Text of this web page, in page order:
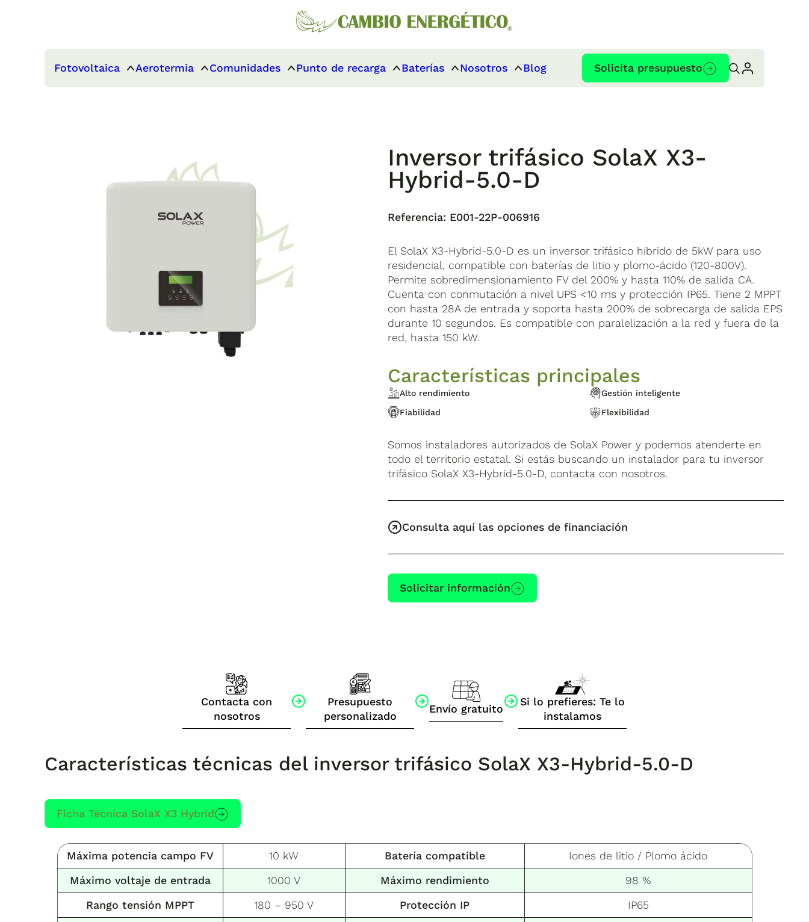
Fotovoltaica Aerotermia Comunidades Punto de recarga Baterías Nosotros Blog Solicita presupuesto
Inversor trifásico SolaX X3-
Hybrid-5.0-D
Referencia: E001-22P-006916
El SolaX X3-Hybrid-5.0-D es un inversor trifásico híbrido de 5kW para uso
residencial, compatible con baterías de litio y plomo-ácido (120-800V).
Permite sobredimensionamiento FV del 200% y hasta 110% de salida CA.
Cuenta con conmutación a nivel UPS <10 ms y protección IP65. Tiene 2 MPPT
con hasta 28A de entrada y soporta hasta 200% de sobrecarga de salida EPS
durante 10 segundos. Es compatible con paralelización a la red y fuera de la
red, hasta 150 kW.
Características principales
Alto rendimiento
Gestión inteligente
Fiabilidad
Flexibilidad
Somos instaladores autorizados de SolaX Power y podemos atenderte en
todo el territorio estatal. Si estás buscando un instalador para tu inversor
trifásico SolaX X3-Hybrid-5.0-D, contacta con nosotros.
Consulta aquí las opciones de financiación
Solicitar información
Contacta con
nosotros
Presupuesto
personalizado
Envío gratuito
Si lo prefieres: Te lo
instalamos
Características técnicas del inversor trifásico SolaX X3-Hybrid-5.0-D
Ficha Técnica SolaX X3 Hybrid
Máxima potencia campo FV 10 kW Batería compatible
Iones de litio / Plomo ácido
Máximo voltaje de entrada
1000 V Máximo rendimiento
98 %
Rango tensión MPPT
180 – 950 V Protección IP IP65